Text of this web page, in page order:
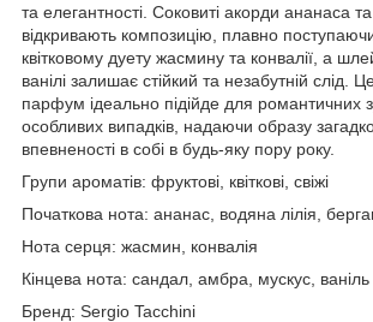
та елегантності. Соковиті акорди ананаса
відкривають композицію, плавно
квітковому дуету жасмину та конвалії, а
ванілі залишає стійкий та незабутній слід.
парфум ідеально підійде для романтичних
особливих випадків, надаючи образу
впевненості в собі в будь-яку пору року.
Групи ароматів: фруктові, квіткові, свіжі
Початкова нота: ананас, водяна лілія,
Нота серця: жасмин, конвалія
Кінцева нота: сандал, амбра, мускус, ваніль
Бренд: Sergio Tacchini